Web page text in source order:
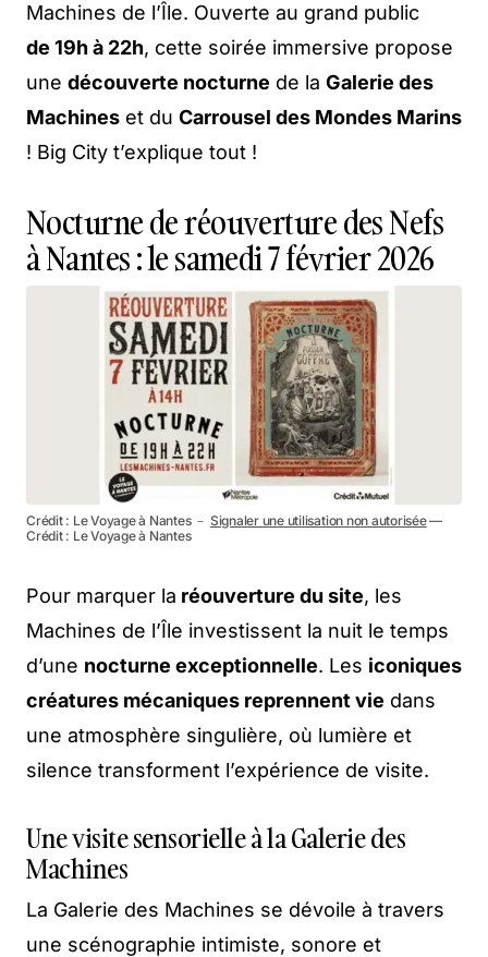
Machines de l’Île. Ouverte au grand public
de 19h à 22h, cette soirée immersive propose
une découverte nocturne de la Galerie des
Machines et du Carrousel des Mondes Marins
! Big City t’explique tout !
Nocturne de réouverture des Nefs
à Nantes : le samedi 7 février 2026
Crédit : Le Voyage à Nantes － Signaler une utilisation non autorisée—
Crédit : Le Voyage à Nantes
Pour marquer la réouverture du site, les
Machines de l’Île investissent la nuit le temps
d’une nocturne exceptionnelle. Les iconiques
créatures mécaniques reprennent vie dans
une atmosphère singulière, où lumière et
silence transforment l’expérience de visite.
Une visite sensorielle à la Galerie des
Machines
La Galerie des Machines se dévoile à travers
une scénographie intimiste, sonore et